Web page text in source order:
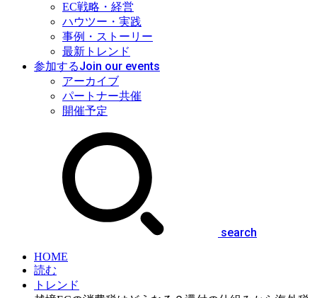
EC戦略・経営
ハウツー・実践
事例・ストーリー
最新トレンド
参加するJoin our events
アーカイブ
パートナー共催
開催予定
search
HOME
読む
トレンド